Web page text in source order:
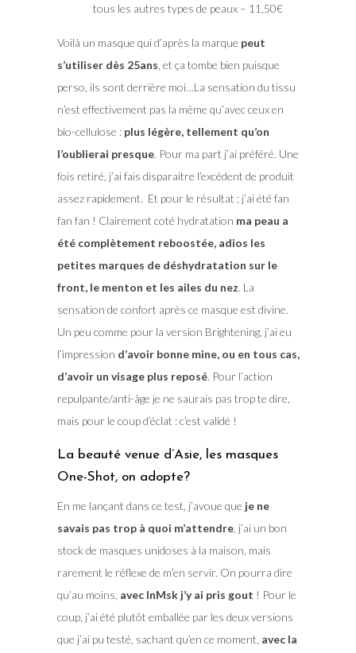
tous les autres types de peaux – 11,50€
Voilà un masque qui d’après la marque peut
s’utiliser dès 25ans , et ça tombe bien puisque
perso, ils sont derrière moi…La sensation du tissu
n’est effectivement pas la même qu’avec ceux en
bio-cellulose : plus légère, tellement qu’on
l’oublierai presque. Pour ma part j’ai préféré. Une
fois retiré, j’ai fais disparaitre l’excédent de produit
assez rapidement. Et pour le résultat ; j’ai été fan
fan fan ! Clairement coté hydratation ma peau a
été complètement reboostée, adios les
petites marques de déshydratation sur le
front, le menton et les ailes du nez. La
sensation de confort après ce masque est divine.
Un peu comme pour la version Brightening, j’ai eu
l’impression d’avoir bonne mine, ou en tous cas,
d’avoir un visage plus reposé. Pour l’action
repulpante/anti-âge je ne saurais pas trop te dire,
mais pour le coup d’éclat : c’est validé !
La beauté venue d’Asie, les masques
One-Shot, on adopte?
En me lançant dans ce test, j’avoue que je ne
savais pas trop à quoi m’attendre, j’ai un bon
stock de masques unidoses à la maison, mais
rarement le réflexe de m’en servir. On pourra dire
qu’au moins, avec InMsk j’y ai pris gout ! Pour le
coup, j’ai été plutôt emballée par les deux versions
que j’ai pu testé, sachant qu’en ce moment, avec la